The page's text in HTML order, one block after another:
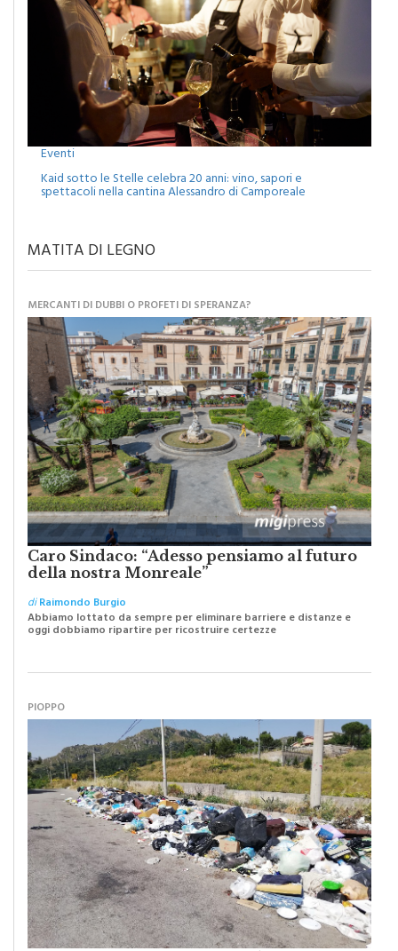
Eventi
Kaid sotto le Stelle celebra 20 anni: vino, sapori e
MATITA DI LEGNO
MERCANTI DI DUBBI O PROFETI DI SPERANZA?
Caro Sindaco: “Adesso pensiamo al futuro
della nostra Monreale”
diRaimondo Burgio